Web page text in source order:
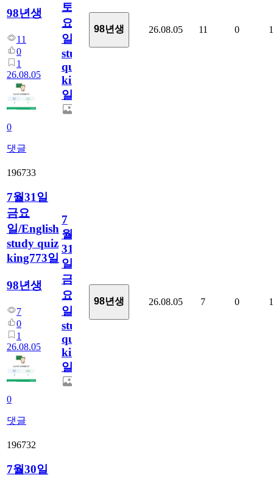
98년생
11
0
1
26.08.05
0
댓글
토
요
일/English
study
quiz
king774
일
98년생 26.08.05 11 0 1
196733
7월31일
금요
일/English
study quiz
king773일
98년생
7
0
1
26.08.05
0
댓글
7
월
31
일
금
요
일/English
study
quiz
king773
일
98년생 26.08.05 7 0 1
196732
7월30일